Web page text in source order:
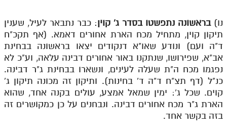
נו)בראשונה נתפשטו בסדר ג' קוין: כבר נתבאר לעיל, שענין
תיקון קוין, מתחיל מכח הארת אחורים דאמא. (אף תקכ"ח
ד"ה ועם) ונודע שאו"א דנקודים יצאו בראשונה בבחינת
אב"א, שפירושו, שנתקנו באור אחורים דבינה עלאה, וע"כ לא
נפגמו מכח ה"ת שעלה לעינים, ונשארו בבחינת ג"ר דבינה.
כנ"ל (דף תצ"ח ד"ה ד' בחינות). ותיקון זה מכונה תיקון ג'
קוים. שכל ג': ימין שמאל אמצע, עולים בקנה אחד, שהוא
הארת ג"ר מכח אחורים דבינה. ונבחנים על כן כמקושרים זה
בזה בקשר אחד.